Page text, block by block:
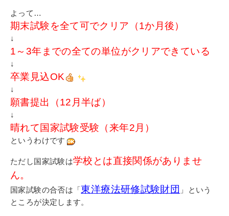
よって…
期末試験を全て可でクリア（1か月後）
↓
1～3年までの全ての単位がクリアできている
↓
卒業見込OK
↓
願書提出（12月半ば）
↓
晴れて国家試験受験（来年2月）
というわけです
ただし国家試験は学校とは直接関係がありませ
ん。
国家試験の合否は「東洋療法研修試験財団 」という
ところが決定します。